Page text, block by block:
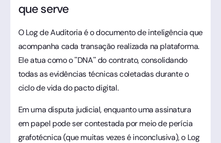
que serve
O Log de Auditoria é o documento de inteligência que
acompanha cada transação realizada na plataforma.
Ele atua como o "DNA" do contrato, consolidando
todas as evidências técnicas coletadas durante o
ciclo de vida do pacto digital.
Em uma disputa judicial, enquanto uma assinatura
em papel pode ser contestada por meio de perícia
grafotécnica (que muitas vezes é inconclusiva), o Log